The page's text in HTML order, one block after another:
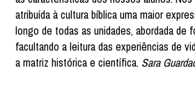
atribuída à cultura bíblica uma maior
longo de todas as unidades, abordada de
facultando a leitura das experiências de
a matriz histórica e científica. Sara